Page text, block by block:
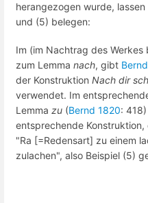
herangezogen wurde,
und (5) belegen:
Im (im Nachtrag des
zum Lemma nach, gibt
der Konstruktion Nach dir
verwendet. Im
Lemma zu (Bernd 1820:
entsprechende
"Ra [=Redensart] zu einem
zulachen", also Beispiel (5)